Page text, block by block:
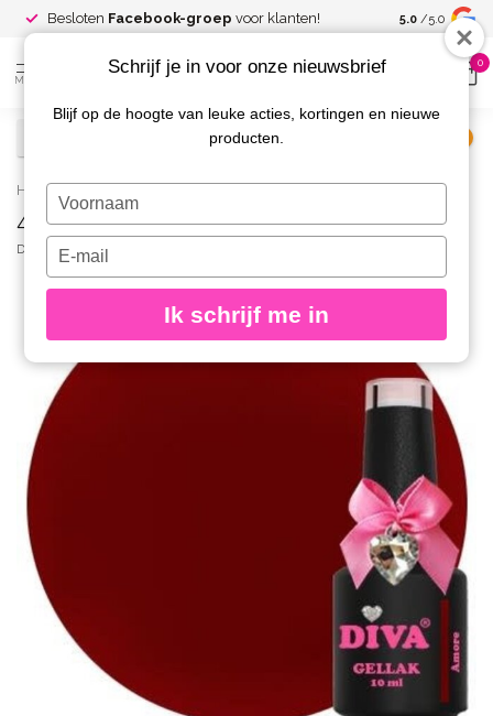
Besloten Facebook-groep voor klanten! Spaar voor
kortingen
5.0 /5.0
MENU
0
Home / 417 Gellak Amore 10 ml.
417 Gellak Amore 10 ml.
DIVA
Schrijf je in voor onze nieuwsbrief
Blijf op de hoogte van leuke acties, kortingen en nieuwe
producten.
Typ
je
naam
Typ
je
e-
in
Ik schrijf me in